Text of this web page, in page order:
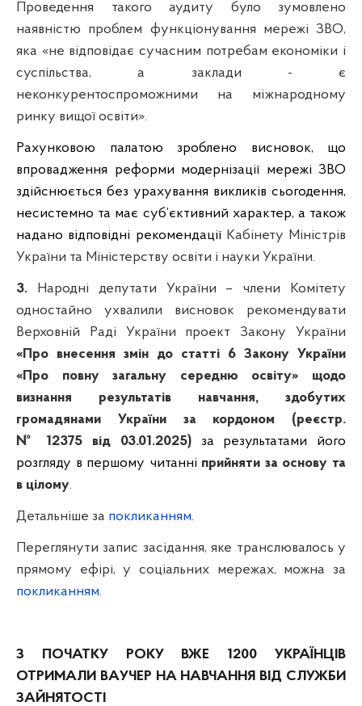
Проведення такого аудиту було зумовлено
наявністю проблем функціонування мережі ЗВО,
яка «не відповідає сучасним потребам економіки і
суспільства, а заклади - є
неконкурентоспроможними на міжнародному
ринку вищої освіти».
Рахунковою палатою зроблено висновок, що
впровадження реформи модернізації мережі ЗВО
здійснюється без урахування викликів сьогодення,
несистемно та має суб’єктивний характер, а також
надано відповідні рекомендації Кабінету Міністрів
України та Міністерству освіти і науки України.
3. Народні депутати України – члени Комітету
одностайно ухвалили висновок рекомендувати
Верховній Раді України проект Закону України
«П ро внесення змін до статті 6 Закону України
«Про повну загальну середню освіту» щодо
визнання результатів навчання, здобутих
громадянами України за кордоном (реєстр.
№ 12375 від 03.01.2025)
за результатами його
розгляду в першому читанні прийняти за основу та
в цілому.
Детальніше за покликанням.
Переглянути запис засідання, яке транслювалось у
прямому ефірі, у соціальних мережах, можна за
покликанням.
З ПОЧАТКУ РОКУ ВЖЕ 1200 УКРАЇНЦІВ
ОТРИМАЛИ ВАУЧЕР НА НАВЧАННЯ ВІД СЛУЖБИ
ЗАЙНЯТОСТІ